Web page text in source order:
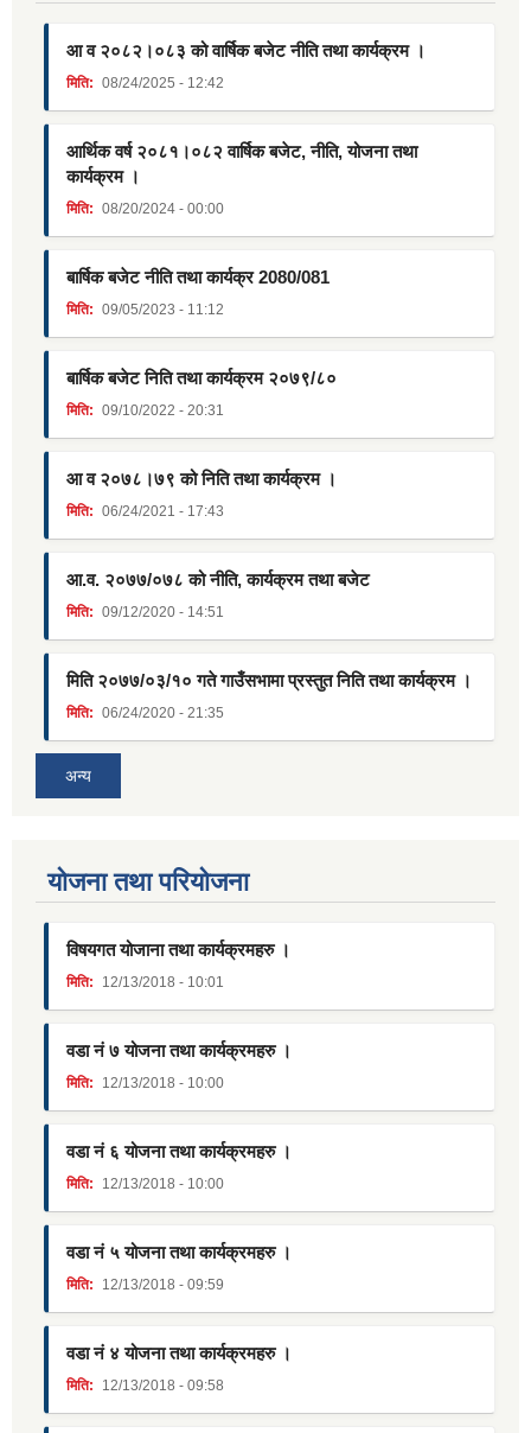
आ व २०८२।०८३ को वार्षिक बजेट नीति तथा कार्यक्रम ।
मिति: 08/24/2025 - 12:42
आर्थिक वर्ष २०८१।०८२ वार्षिक बजेट, नीति, योजना तथा
कार्यक्रम ।
मिति: 08/20/2024 - 00:00
बार्षिक बजेट नीति तथा कार्यक्र 2080/081
मिति: 09/05/2023 - 11:12
बार्षिक बजेट निति तथा कार्यक्रम २०७९/८०
मिति: 09/10/2022 - 20:31
आ व २०७८।७९ को निति तथा कार्यक्रम ।
मिति: 06/24/2021 - 17:43
आ.व. २०७७/०७८ को नीति, कार्यक्रम तथा बजेट
मिति: 09/12/2020 - 14:51
मिति २०७७/०३/१० गते गाउँसभामा प्रस्तुत निति तथा कार्यक्रम ।
मिति: 06/24/2020 - 21:35
अन्य
याेजना तथा परियाेजना
विषयगत योजाना तथा कार्यक्रमहरु ।
मिति: 12/13/2018 - 10:01
वडा नं ७ योजना तथा कार्यक्रमहरु ।
मिति: 12/13/2018 - 10:00
वडा नं ६ योजना तथा कार्यक्रमहरु ।
मिति: 12/13/2018 - 10:00
वडा नं ५ योजना तथा कार्यक्रमहरु ।
मिति: 12/13/2018 - 09:59
वडा नं ४ योजना तथा कार्यक्रमहरु ।
मिति: 12/13/2018 - 09:58